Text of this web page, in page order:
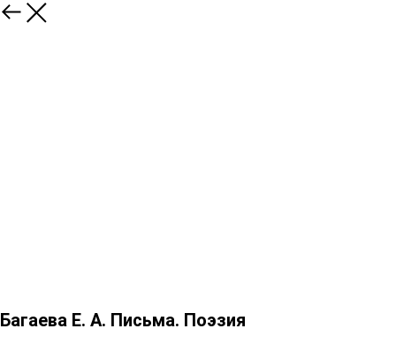
Багаева Е. А. Письма. Поэзия